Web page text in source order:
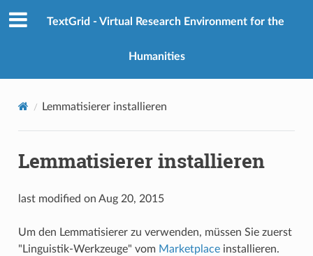
TextGrid - Virtual Research Environment for the
Humanities
Lemmatisierer installieren
Lemmatisierer installieren
last modified on Aug 20, 2015
Um den Lemmatisierer zu verwenden, müssen Sie zuerst
"Linguistik-Werkzeuge" vom Marketplaceinstallieren.